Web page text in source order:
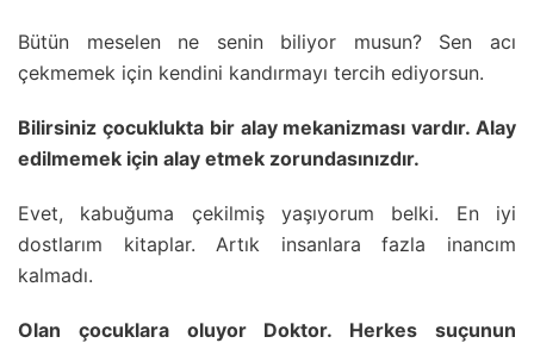
Bütün meselen ne senin biliyor musun? Sen acı
çekmemek için kendini kandırmayı tercih ediyorsun.
Bilirsiniz çocuklukta bir alay mekanizması vardır. Alay
edilmemek için alay etmek zorundasınızdır.
Evet, kabuğuma çekilmiş yaşıyorum belki. En iyi
dostlarım kitaplar. Artık insanlara fazla inancım
kalmadı.
Olan çocuklara oluyor Doktor. Herkes suçunun